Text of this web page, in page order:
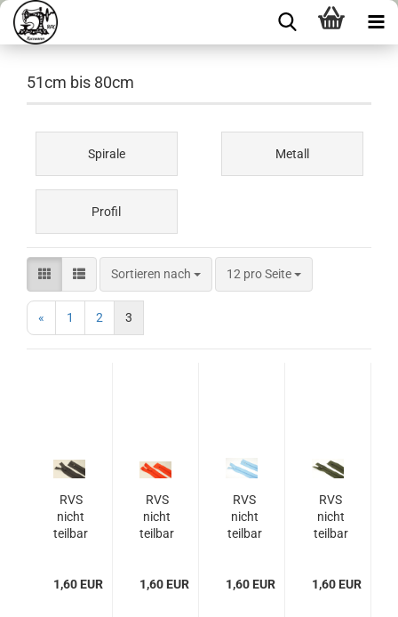
51cm bis 80cm
Spirale Metall
Profil
Sortieren nach 12 pro Seite
« 1 2 3
RVS
nicht
teilbar
1,60 EUR
RVS
nicht
teilbar
1,60 EUR
RVS
nicht
teilbar
24/2
1,60 EUR
RVS
nicht
teilbar
20/3
1,60 EUR